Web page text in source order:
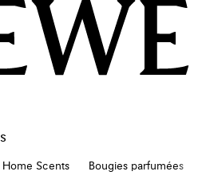
Scents Bougies parfumées